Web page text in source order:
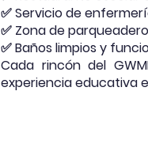
✅ Servicio de
✅ Zona de
✅ Baños limpios y
Cada rincón del
experiencia educativa